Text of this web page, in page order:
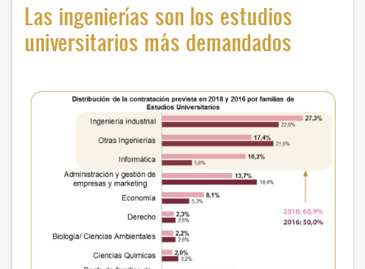
Las ingenierías son los estudios
universitarios más demandados